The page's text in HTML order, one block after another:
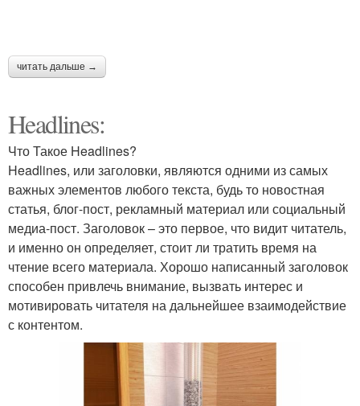
читать дальше →
Headlines:
Что Такое Headlines?
Headlines, или заголовки, являются одними из самых
важных элементов любого текста, будь то новостная
статья, блог-пост, рекламный материал или социальный
медиа-пост. Заголовок – это первое, что видит читатель,
и именно он определяет, стоит ли тратить время на
чтение всего материала. Хорошо написанный заголовок
способен привлечь внимание, вызвать интерес и
мотивировать читателя на дальнейшее взаимодействие
с контентом.